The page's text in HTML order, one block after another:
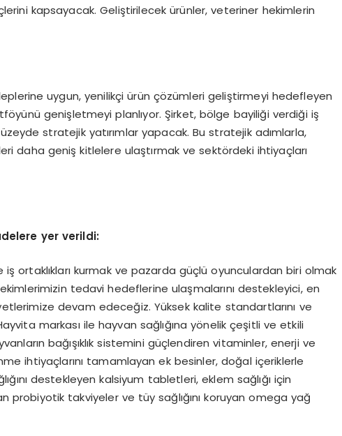
kapsayacak. Geliştirilecek ürünler, veteriner hekimlerin
uygun, yenilikçi ürün çözümleri geliştirmeyi hedefleyen
genişletmeyi planlıyor. Şirket, bölge bayiliği verdiği iş
stratejik yatırımlar yapacak. Bu stratejik adımlarla,
daha geniş kitlelere ulaştırmak ve sektördeki ihtiyaçları
yer verildi:
iş ortaklıkları kurmak ve pazarda güçlü oyunculardan biri olmak
tedavi hedeflerine ulaşmalarını destekleyici, en
devam edeceğiz. Yüksek kalite standartlarını ve
markası ile hayvan sağlığına yönelik çeşitli ve etkili
bağışıklık sistemini güçlendiren vitaminler, enerji ve
ihtiyaçlarını tamamlayan ek besinler, doğal içeriklerle
destekleyen kalsiyum tabletleri, eklem sağlığı için
probiyotik takviyeler ve tüy sağlığını koruyan omega yağ